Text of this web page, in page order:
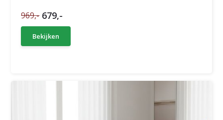
969,- 679,-
Bekijken